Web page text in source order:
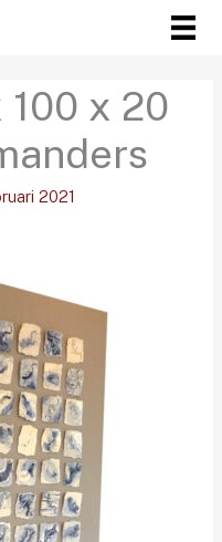
x 20
2021